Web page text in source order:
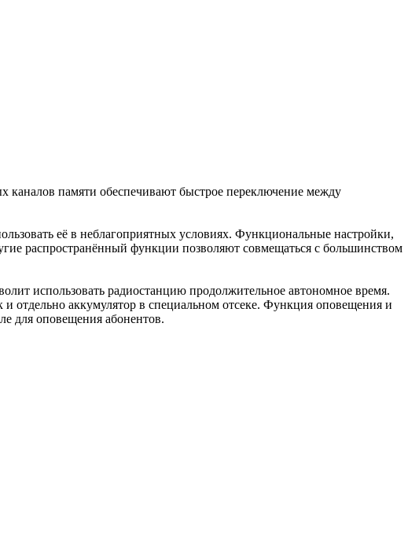
памяти обеспечивают быстрое переключение между
её в неблагоприятных условиях. Функциональные настройки,
распространённый функции позволяют совмещаться с большинством
использовать радиостанцию продолжительное автономное время.
отдельно аккумулятор в специальном отсеке. Функция оповещения и
для оповещения абонентов.